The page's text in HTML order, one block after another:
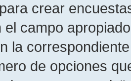
crear
el campo
la
de opciones